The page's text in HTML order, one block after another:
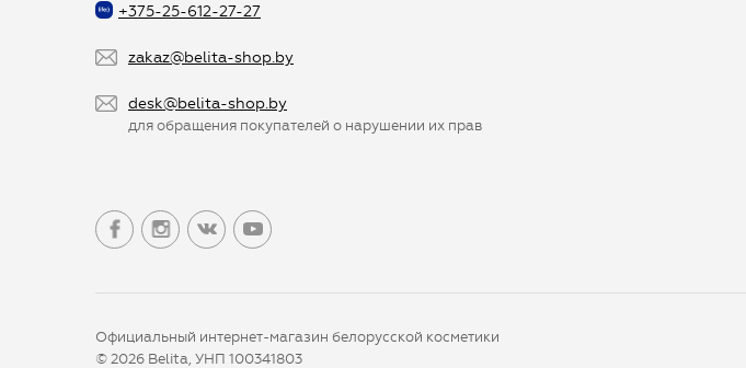
+375-25-612-27-27
zakaz@belita-shop.by
desk@belita-shop.by
для обращения покупателей о нарушении их прав
Официальный интернет-магазин белорусской косметики
© 2026 Belita, УНП 100341803